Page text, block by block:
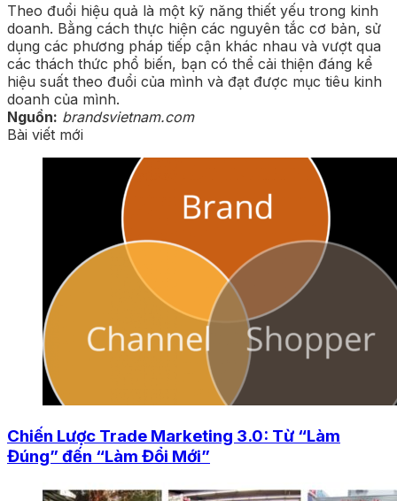
Theo đuổi hiệu quả là một kỹ năng thiết yếu trong kinh
doanh. Bằng cách thực hiện các nguyên tắc cơ bản, sử
dụng các phương pháp tiếp cận khác nhau và vượt qua
các thách thức phổ biến, bạn có thể cải thiện đáng kể
hiệu suất theo đuổi của mình và đạt được mục tiêu kinh
doanh của mình.
Nguồn: brandsvietnam.com
Bài viết mới
Chiến Lược Trade Marketing 3.0: Từ “Làm
Đúng” đến “Làm Đổi Mới”